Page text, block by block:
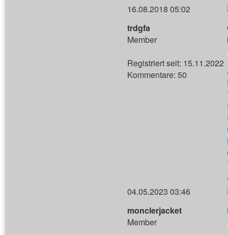
16.08.2018 05:02
trdgfa
Member
Registriert seit: 15.11.2022
Kommentare: 50
04.05.2023 03:46
monclerjacket
Member